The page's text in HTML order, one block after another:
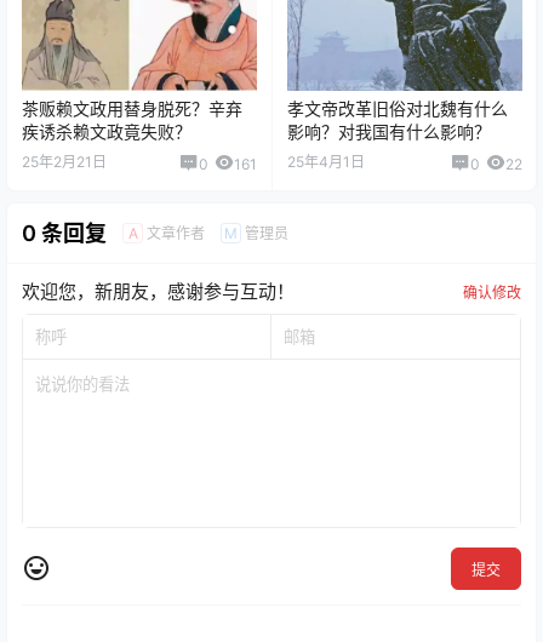
茶贩赖文政用替身脱死？辛弃
疾诱杀赖文政竟失败？
25年2月21日 0 161
孝文帝改革旧俗对北魏有什么
影响？对我国有什么影响？
25年4月1日 0 22
0 条回复 A 文章作者 M 管理员
欢迎您，新朋友，感谢参与互动！ 确认修改
提交